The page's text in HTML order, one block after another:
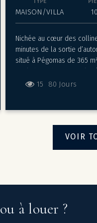
MAISON/VILLA
Nichée au cœur des
minutes de la sortie
situé à Pégomas de 365
environnantes. Érigée sur
salon lumineux avec
conviviale et une cuisine
chambres idéalement
extérieures assurent
dans l’environnement
extérieure et un salon
15 80 Jours
VOIR
ou à louer ?